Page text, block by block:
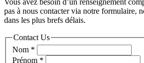
pas à nous contacter via notre formulaire,
dans les plus brefs délais.
Contact Us
Nom *
Prénom *